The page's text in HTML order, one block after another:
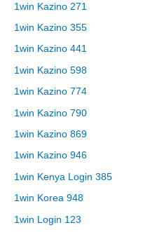
1win Kazino 271
1win Kazino 355
1win Kazino 441
1win Kazino 598
1win Kazino 774
1win Kazino 790
1win Kazino 869
1win Kazino 946
1win Kenya Login 385
1win Korea 948
1win Login 123